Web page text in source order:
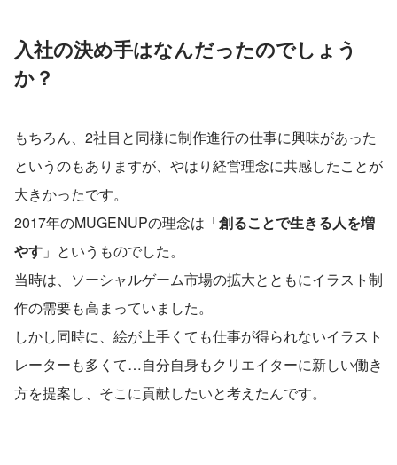
入社の決め手はなんだったのでしょう
か？
もちろん、2社目と同様に制作進行の仕事に興味があった
というのもありますが、やはり経営理念に共感したことが
大きかったです。
2017年のMUGENUPの理念は「創ることで生きる人を増
やす 」というものでした。
当時は、ソーシャルゲーム市場の拡大とともにイラスト制
作の需要も高まっていました。
しかし同時に、絵が上手くても仕事が得られないイラスト
レーターも多くて…自分自身もクリエイターに新しい働き
方を提案し、そこに貢献したいと考えたんです。